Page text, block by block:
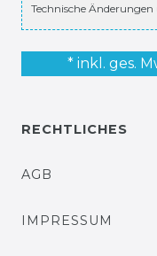
Technische
* inkl. ges.
RECHTLICHES
AGB
IMPRESSUM